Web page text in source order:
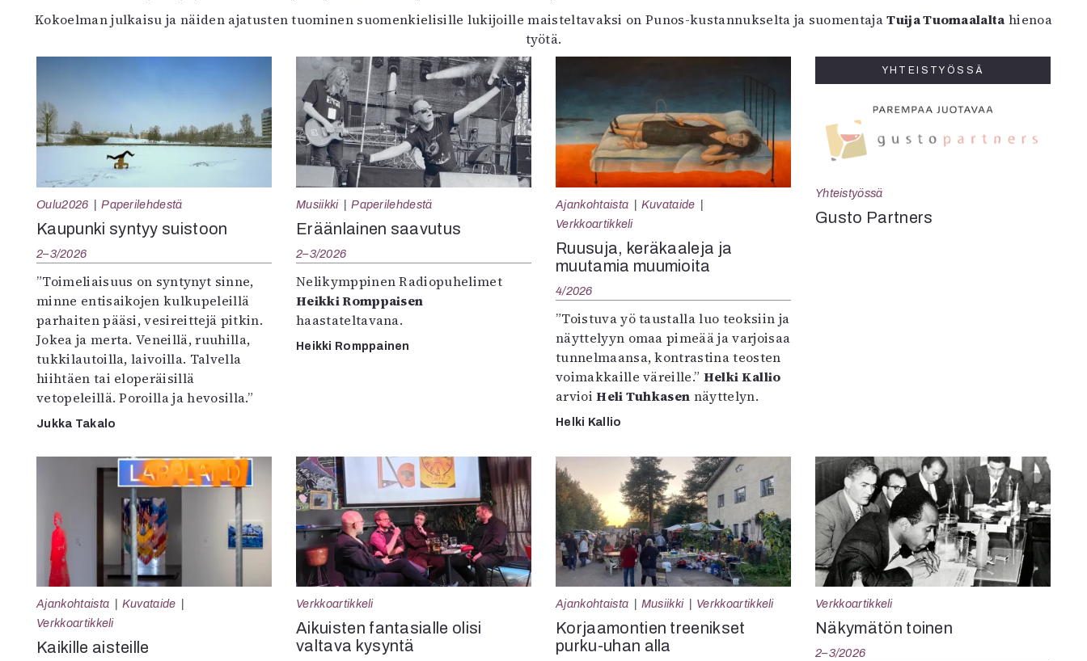
Kokoelman julkaisu ja näiden ajatusten tuominen suomenkielisille lukijoille maisteltavaksi on Punos-kustannukselta ja suomentajaTuija Tuomaalalta hienoa
työtä.
Oulu2026 Paperilehdestä
Kaupunki syntyy suistoon
2–3/2026
”Toimeliaisuus on syntynyt sinne,
minne entisaikojen kulkupeleillä
parhaiten pääsi, vesireittejä pitkin.
Jokea ja merta. Veneillä, ruuhilla,
tukkilautoilla, laivoilla. Talvella
hiihtäen tai eloperäisillä
vetopeleillä. Poroilla ja hevosilla.”
Jukka Takalo
Musiikki Paperilehdestä
Eräänlainen saavutus
2–3/2026
Nelikymppinen Radiopuhelimet
Heikki Romppaisen
haastateltavana.
Heikki Romppainen
Ajankohtaista
Kuvataide
Verkkoartikkeli
Ruusuja, keräkaaleja ja
muutamia muumioita
4/2026
”Toistuva yö taustalla luo teoksiin ja
näyttelyyn omaa pimeää ja varjoisaa
tunnelmaansa, kontrastina teosten
voimakkaille väreille.” Helki Kallio
arvioiHeli Tuhkasen näyttelyn.
Helki Kallio
YHTEISTYÖSSÄ
Yhteistyössä
Gusto Partners
Ajankohtaista
Kuvataide
Verkkoartikkeli
Kaikille aisteille
Verkkoartikkeli
Aikuisten fantasialle olisi
valtava kysyntä
Ajankohtaista Musiikki Verkkoartikkeli
Korjaamontien treenikset
purku-uhan alla
Verkkoartikkeli
Näkymätön toinen
2–3/2026